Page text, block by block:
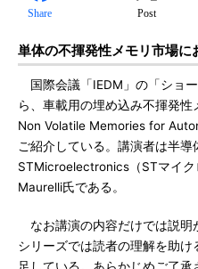
Share Post
単体の不揮発性メモリ市場に
国際会議「IEDM」の「ショ
ら、車載用の埋め込み不揮発
Non Volatile Memories for
ご紹介している。講演者は半導
STMicroelectronics（STマイ
Maurelli氏である。
なお講演の内容だけでは説明
シリーズでは読者の理解を助